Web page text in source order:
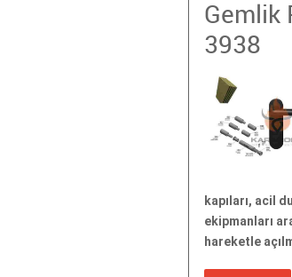
Gemlik
3938
kapıları, acil
ekipmanları
hareketle